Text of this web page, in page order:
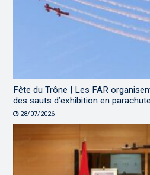
Fête du Trône | Les FAR
des sauts d’exhibition en
28/07/2026